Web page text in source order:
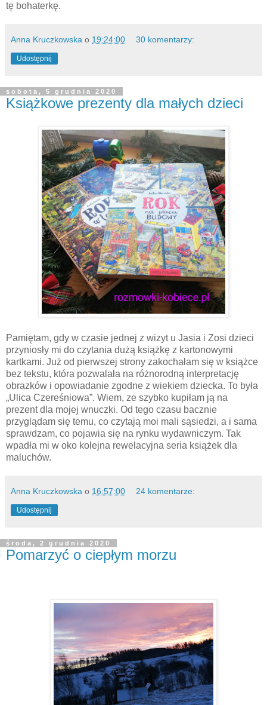
tę bohaterkę.
Anna Kruczkowska o 19:24:00 30 komentarzy:
Udostępnij
sobota, 5 grudnia 2020
Książkowe prezenty dla małych dzieci
Pamiętam, gdy w czasie jednej z wizyt u Jasia i Zosi dzieci
przyniosły mi do czytania dużą książkę z kartonowymi
kartkami. Już od pierwszej strony zakochałam się w książce
bez tekstu, która pozwalała na różnorodną interpretację
obrazków i opowiadanie zgodne z wiekiem dziecka. To była
„Ulica Czereśniowa”. Wiem, ze szybko kupiłam ją na
prezent dla mojej wnuczki. Od tego czasu bacznie
przyglądam się temu, co czytają moi mali sąsiedzi, a i sama
sprawdzam, co pojawia się na rynku wydawniczym. Tak
wpadła mi w oko kolejna rewelacyjna seria książek dla
maluchów.
Anna Kruczkowska o 16:57:00 24 komentarze:
Udostępnij
środa, 2 grudnia 2020
Pomarzyć o ciepłym morzu